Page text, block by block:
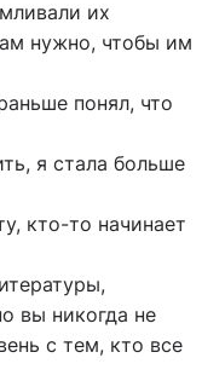
их
нужно, чтобы им
понял, что
я стала больше
кто-то начинает
вы никогда не
с тем, кто все